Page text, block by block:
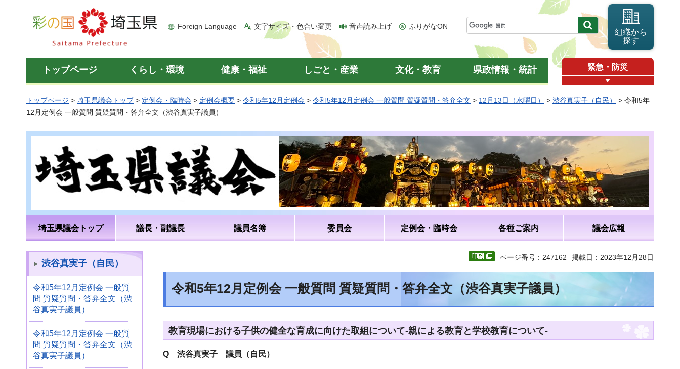
彩の国 埼玉県
Foreign Language 文字サイズ・色合い変更 音声読み上げ ふりがなON
組織から
探す
トップページ くらし・環境 健康・福祉 しごと・産業 文化・教育 県政情報・統計 緊急・防災
トップページ > 埼玉県議会トップ> 定例会・臨時会 > 定例会概要 > 令和5年12月定例会 > 令和5年12月定例会 一般質問 質疑質問・答弁全文 > 12月13日（水曜日） > 渋谷真実子（自民）
> 令和5年
12月定例会 一般質問 質疑質問・答弁全文（渋谷真実子議員）
埼玉県議会トップ 議長・副議長 議員名簿 委員会 定例会・臨時会 各種ご案内 議会広報
渋谷真実子（自民）
令和5年12月定例会 一般質
問 質疑質問・答弁全文（渋
谷真実子議員）
令和5年12月定例会 一般質
問 質疑質問・答弁全文（渋
谷真実子議員）
ページ番号：247162 掲載日：2023年12月28日
令和5年12月定例会 一般質問 質疑質問・答弁全文（渋谷真実子議員）
教育現場における子供の健全な育成に向けた取組について-親による教育と学校教育について-
Q 渋谷真実子 議員（自民）